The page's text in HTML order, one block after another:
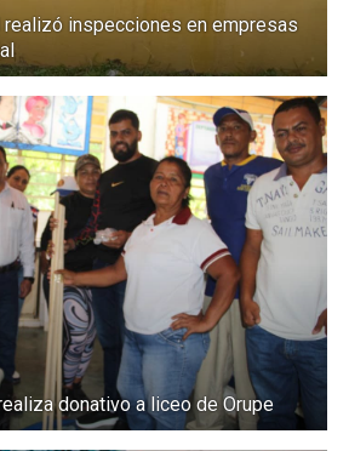
realizó inspecciones en empresas
donativo a liceo de Orupe